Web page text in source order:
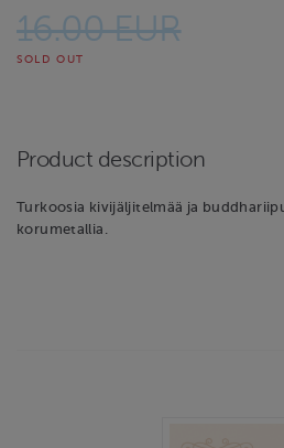
16.00 EUR
SOLD OUT
Product description
Turkoosia kivijäljitelmää ja
korumetallia.